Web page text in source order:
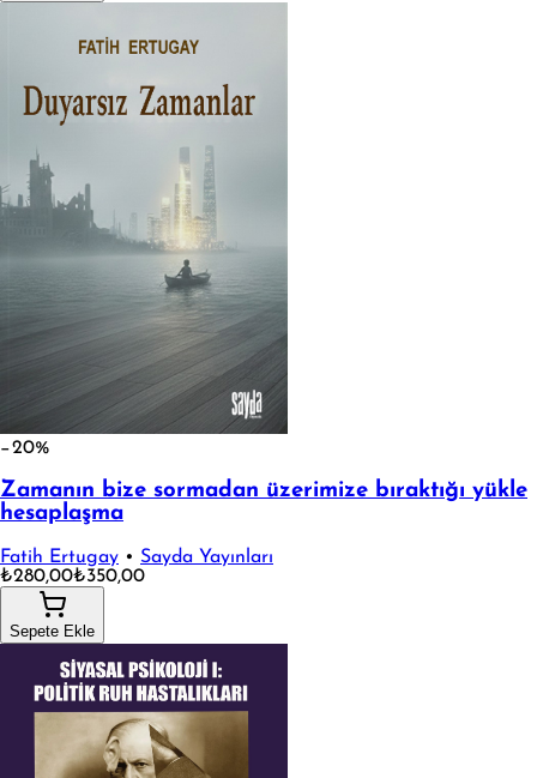
−20%
Zamanın bize sormadan üzerimize bıraktığı yükle
hesaplaşma
Fatih Ertugay • Sayda Yayınları
₺280,00₺350,00
Sepete Ekle